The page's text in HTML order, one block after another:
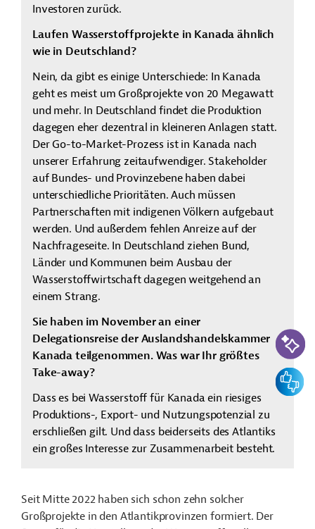
Investoren zurück.
Laufen Wasserstoffprojekte in Kanada ähnlich
wie in Deutschland?
Nein, da gibt es einige Unterschiede: In Kanada
geht es meist um Großprojekte von 20 Megawatt
und mehr. In Deutschland findet die Produktion
dagegen eher dezentral in kleineren Anlagen statt.
Der Go-to-Market-Prozess ist in Kanada nach
unserer Erfahrung zeitaufwendiger. Stakeholder
auf Bundes- und Provinzebene haben dabei
unterschiedliche Prioritäten. Auch müssen
Partnerschaften mit indigenen Völkern aufgebaut
werden. Und außerdem fehlen Anreize auf der
Nachfrageseite. In Deutschland ziehen Bund,
Länder und Kommunen beim Ausbau der
Wasserstoffwirtschaft dagegen weitgehend an
einem Strang.
Sie haben im November an einer
Delegationsreise der Auslandshandelskammer
Kanada teilgenommen. Was war Ihr größtes
Take-away?
Dass es bei Wasserstoff für Kanada ein riesiges
Produktions-, Export- und Nutzungspotenzial zu
erschließen gilt. Und dass beiderseits des Atlantiks
ein großes Interesse zur Zusammenarbeit besteht.
Seit Mitte 2022 haben sich schon zehn solcher
Großprojekte in den Atlantikprovinzen formiert. Der
KI-